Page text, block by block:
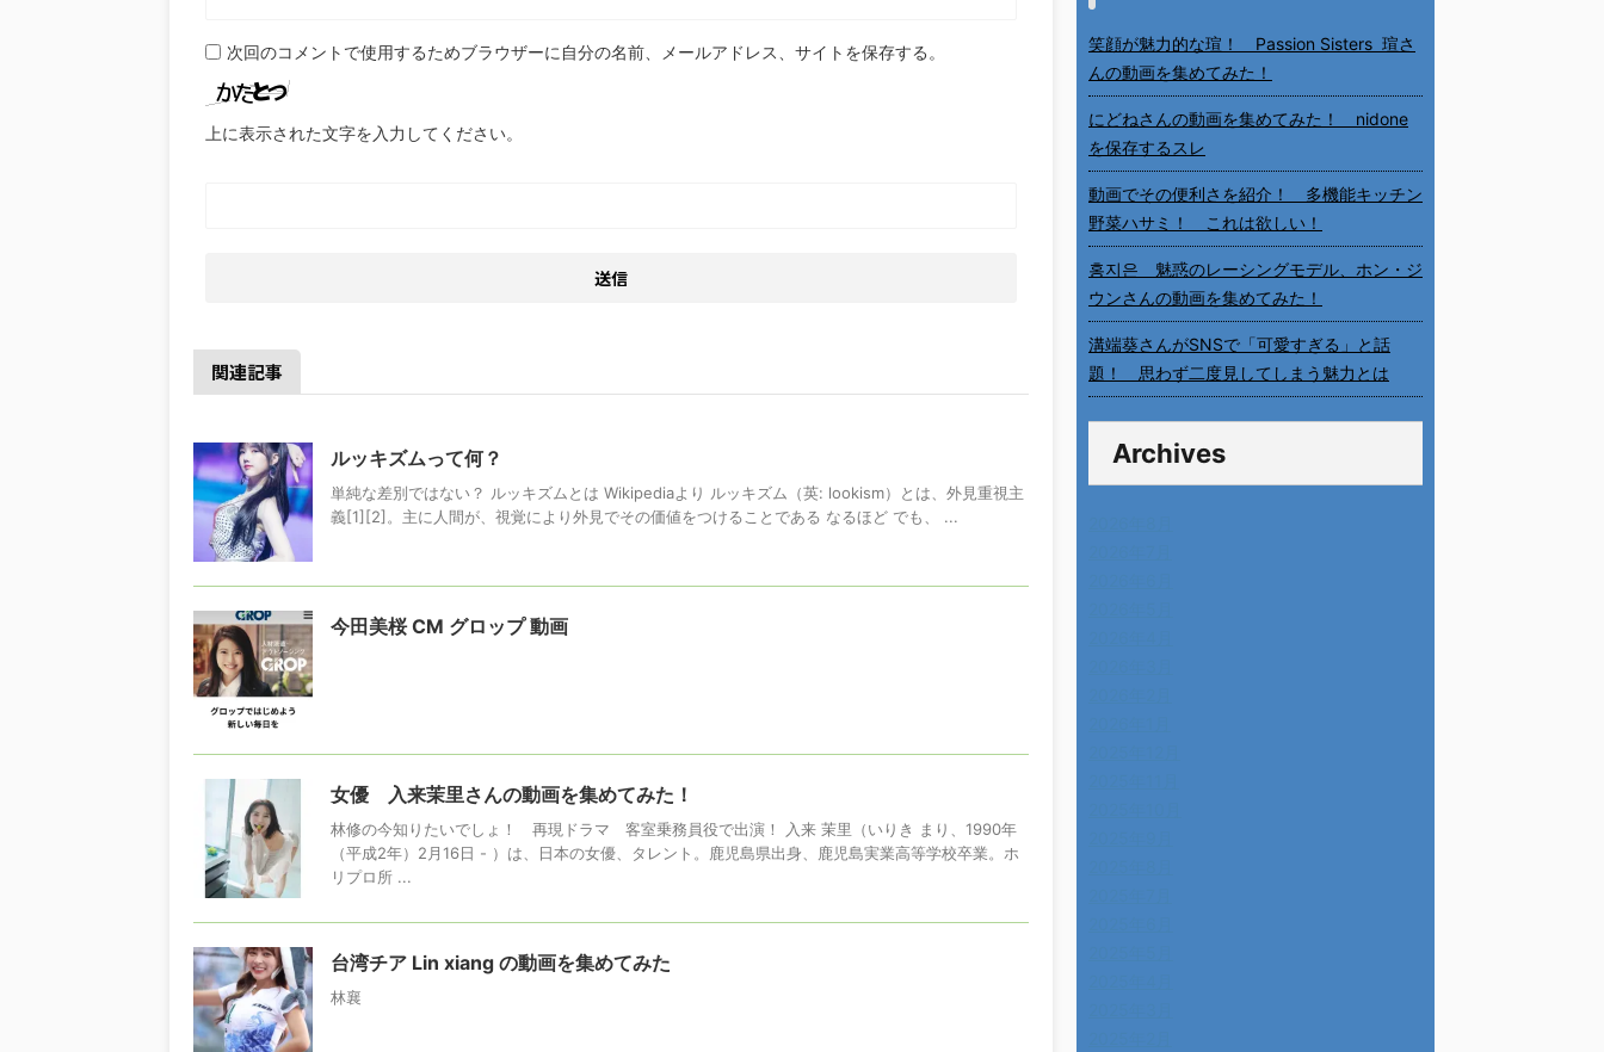
次回のコメントで使用するためブラウザーに自分の名前、メールアドレス、サイトを保存する。
上に表示された文字を入力してください。
関連記事
ルッキズムって何？
単純な差別ではない？ ルッキズムとは Wikipediaより ルッキズム（英: lookism）とは、外見重視主
義[1][2]。主に人間が、視覚により外見でその価値をつけることである なるほど でも、 ...
今田美桜 CM グロップ 動画
女優 入来茉里さんの動画を集めてみた！
林修の今知りたいでしょ！ 再現ドラマ 客室乗務員役で出演！ 入来 茉里（いりき まり、1990年
（平成2年）2月16日 - ）は、日本の女優、タレント。鹿児島県出身、鹿児島実業高等学校卒業。ホ
リプロ所 ...
台湾チア Lin xiang の動画を集めてみた
林襄
笑顔が魅力的な瑄！ Passion Sisters 瑄さ
んの動画を集めてみた！
にどねさんの動画を集めてみた！ nidone
を保存するスレ
動画でその便利さを紹介！ 多機能キッチン
野菜ハサミ！ これは欲しい！
홍지은 魅惑のレーシングモデル、ホン・ジ
ウンさんの動画を集めてみた！
溝端葵さんがSNSで「可愛すぎる」と話
題！ 思わず二度見してしまう魅力とは
Archives